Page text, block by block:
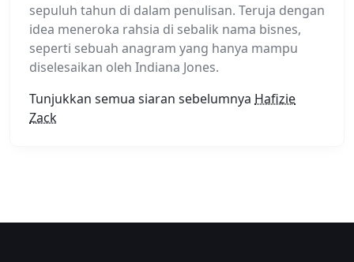
sepuluh tahun di dalam penulisan. Teruja dengan
idea meneroka rahsia di sebalik nama bisnes,
seperti sebuah anagram yang hanya mampu
diselesaikan oleh Indiana Jones.
Tunjukkan semua siaran sebelumnya Hafizie
Zack